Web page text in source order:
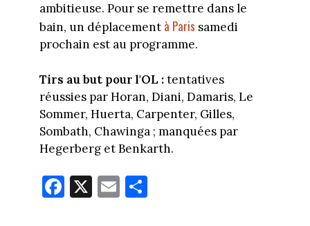
ambitieuse. Pour se remettre dans le
bain, un déplacement à Paris samedi
prochain est au programme.
Tirs au but pour l'OL :tentatives
réussies par Horan, Diani, Damaris, Le
Sommer, Huerta, Carpenter, Gilles,
Sombath, Chawinga ; manquées par
Hegerberg et Benkarth.
Fa
ce
X E
m
Pa